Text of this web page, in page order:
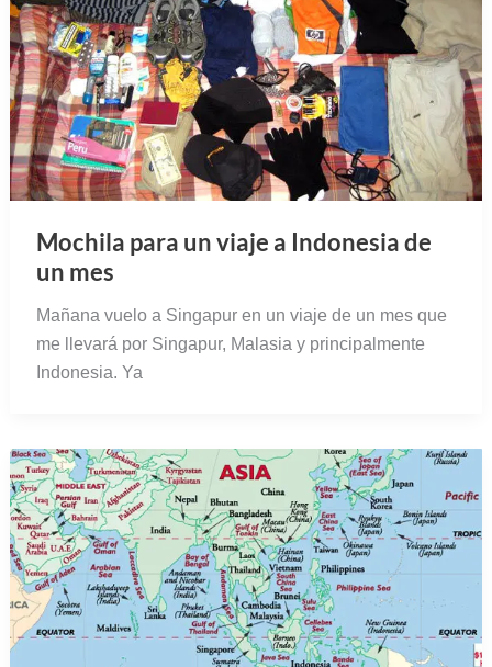
Mochila para un viaje a Indonesia de
un mes
Mañana vuelo a Singapur en un viaje de un mes que
me llevará por Singapur, Malasia y principalmente
Indonesia. Ya